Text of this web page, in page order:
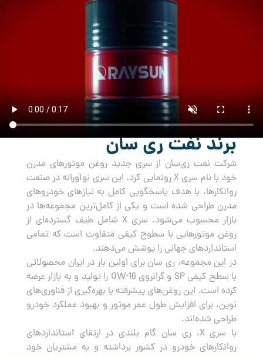
برند نفت ری سان
شرکت نفت ری‌سان از سری جدید روغن‌ موتورهای مدرن
خود با نام سری X رونمایی کرد. این سری نوآورانه در صنعت
روانکارها، با هدف پاسخگویی کامل به نیازهای خودروهای
مدرن طراحی شده است و یکی از کامل‌ترین مجموعه‌ها در
بازار محسوب می‌شود. سری X شامل طیف گسترده‌ای از
روغن‌ موتورهایی با سطوح کیفی متفاوت است که تمامی
استانداردهای جهانی را پوشش می‌دهند.
در این مجموعه، ری سان برای اولین بار در ایران محصولاتی
با سطح کیفی SP و گرانروی OW-16 را تولید و به بازار عرضه
کرده است. این روغن‌های پیشرفته با بهره‌گیری از فناوری‌های
نوین، برای افزایش طول عمر موتور و بهبود عملکرد خودرو
طراحی شده‌اند.
با سری X، ری سان گام بلندی در ارتقای استانداردهای
روانکارهای خودرو در کشور برداشته و به مشتریان خود